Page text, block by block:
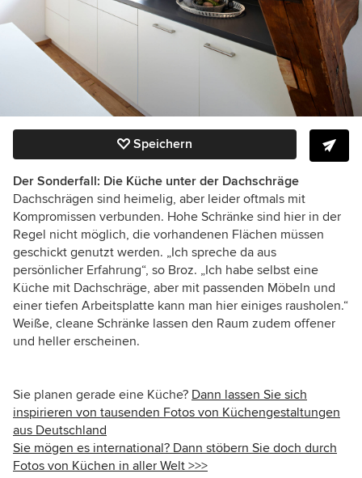
Speichern
Der Sonderfall: Die Küche unter der Dachschräge
Dachschrägen sind heimelig, aber leider oftmals mit
Kompromissen verbunden. Hohe Schränke sind hier in der
Regel nicht möglich, die vorhandenen Flächen müssen
geschickt genutzt werden. „Ich spreche da aus
persönlicher Erfahrung“, so Broz. „Ich habe selbst eine
Küche mit Dachschräge, aber mit passenden Möbeln und
einer tiefen Arbeitsplatte kann man hier einiges rausholen.“
Weiße, cleane Schränke lassen den Raum zudem offener
und heller erscheinen.
Sie planen gerade eine Küche? Dann lassen Sie sich
inspirieren von tausenden Fotos von Küchengestaltungen
aus Deutschland
Sie mögen es international? Dann stöbern Sie doch durch
Fotos von Küchen in aller Welt >>>